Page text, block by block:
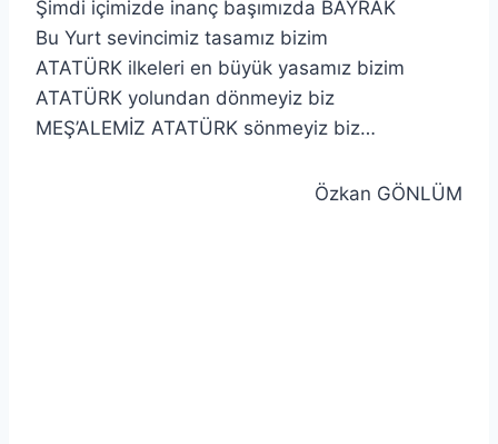
Şimdi içimizde inanç başımızda BAYRAK
Bu Yurt sevincimiz tasamız bizim
ATATÜRK ilkeleri en büyük yasamız bizim
ATATÜRK yolundan dönmeyiz biz
MEŞ’ALEMİZ ATATÜRK sönmeyiz biz…
Özkan GÖNLÜM